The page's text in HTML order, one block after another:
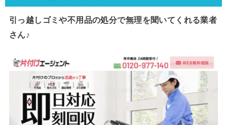
引っ越しゴミや不用品の処分で無理を聞いてくれる業者
さん♪